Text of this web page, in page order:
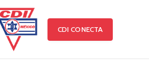
CDI CONECTA